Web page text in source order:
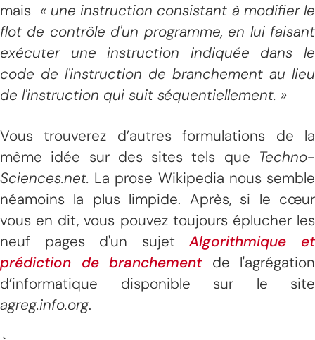
mais « une instruction consistant à modifier le
flot de contrôle d'un programme, en lui faisant
exécuter une instruction indiquée dans le
code de l'instruction de branchement au lieu
de l'instruction qui suit séquentiellement. »
Vous trouverez d’autres formulations de la
même idée sur des sites tels que Techno-
Sciences.net. La prose Wikipedia nous semble
néamoins la plus limpide. Après, si le cœur
vous en dit, vous pouvez toujours éplucher les
neuf pages d'un sujetAlgorithmique et
prédiction de branchementde l'agrégation
d’informatique disponible sur le site
agreg.info.org.